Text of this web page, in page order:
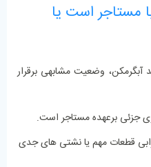
مستاجر است یا
آبگرمکن، وضعیت مشابهی برقرار
جزئی برعهده مستاجر است.
قطعات مهم یا نشتی‌ های جدی